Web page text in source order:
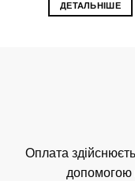
ДЕТАЛЬНІШЕ
Оплата
допомогою